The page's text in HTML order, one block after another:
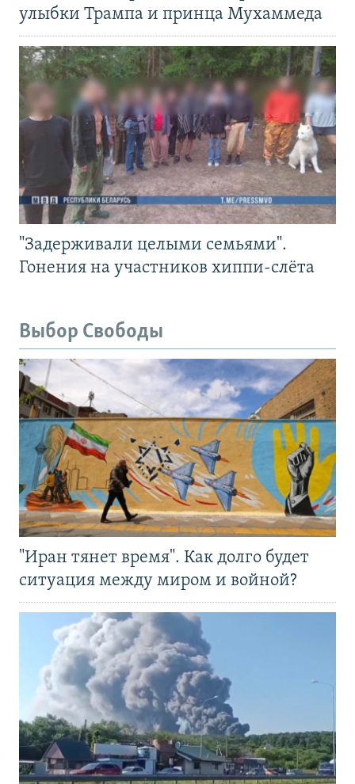
улыбки Трампа и принца Мухаммеда
"Задерживали целыми семьями".
Гонения на участников хиппи-слёта
Выбор Свободы
"Иран тянет время". Как долго будет
ситуация между миром и войной?